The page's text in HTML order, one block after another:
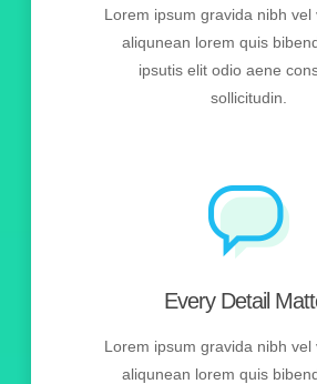
Lorem ipsum gravida nibh vel
aliqunean lorem quis
ipsutis elit odio aene
sollicitudin.
Every Detail
Lorem ipsum gravida nibh vel
aliqunean lorem quis